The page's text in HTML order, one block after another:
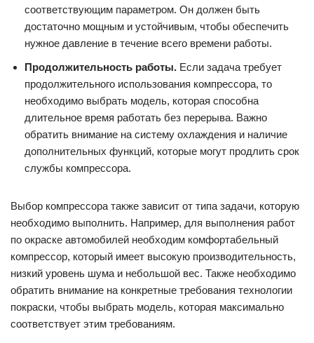
соответствующим параметром. Он должен быть
достаточно мощным и устойчивым, чтобы обеспечить
нужное давление в течение всего времени работы.
Продолжительность работы. Если задача требует
продолжительного использования компрессора, то
необходимо выбрать модель, которая способна
длительное время работать без перерыва. Важно
обратить внимание на систему охлаждения и наличие
дополнительных функций, которые могут продлить срок
службы компрессора.
Выбор компрессора также зависит от типа задачи, которую
необходимо выполнить. Например, для выполнения работ
по окраске автомобилей необходим комфортабельный
компрессор, который имеет высокую производительность,
низкий уровень шума и небольшой вес. Также необходимо
обратить внимание на конкретные требования технологии
покраски, чтобы выбрать модель, которая максимально
соответствует этим требованиям.